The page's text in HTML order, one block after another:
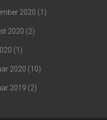
2020 (1)
2020 (2)
(1)
2020 (10)
2019 (2)